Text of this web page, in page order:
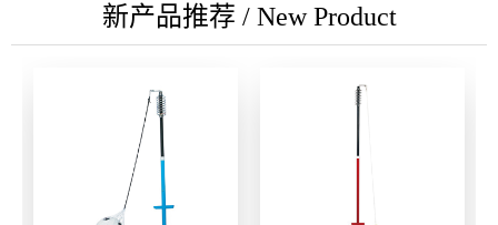
新产品推荐 / New Product